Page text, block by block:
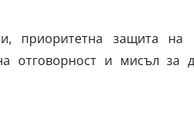
приоритетна защита на
отговорност и мисъл за